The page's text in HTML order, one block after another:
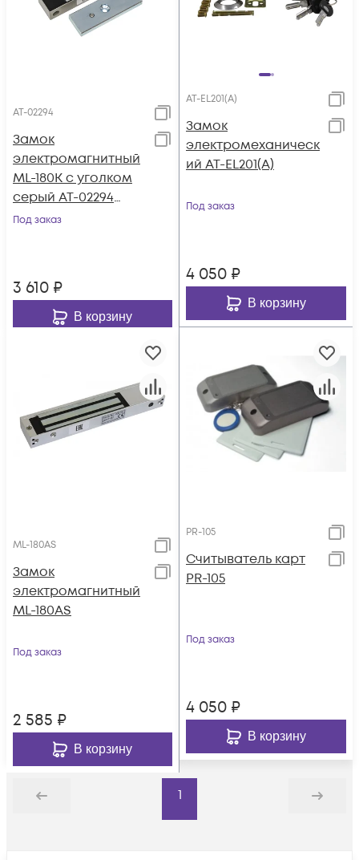
AT-02294
Замок
электромагнитный
ML-180K с уголком
серый AT-02294
AccordTec
Под заказ
3 610 ₽
В корзину
AT-EL201(А)
Замок
электромеханическ
ий AT-EL201(А)
Под заказ
4 050 ₽
В корзину
ML-180AS
Замок
электромагнитный
ML-180AS
Под заказ
2 585 ₽
В корзину
PR-105
Считыватель карт
PR-105
Под заказ
4 050 ₽
В корзину
Назад
1
Дальше